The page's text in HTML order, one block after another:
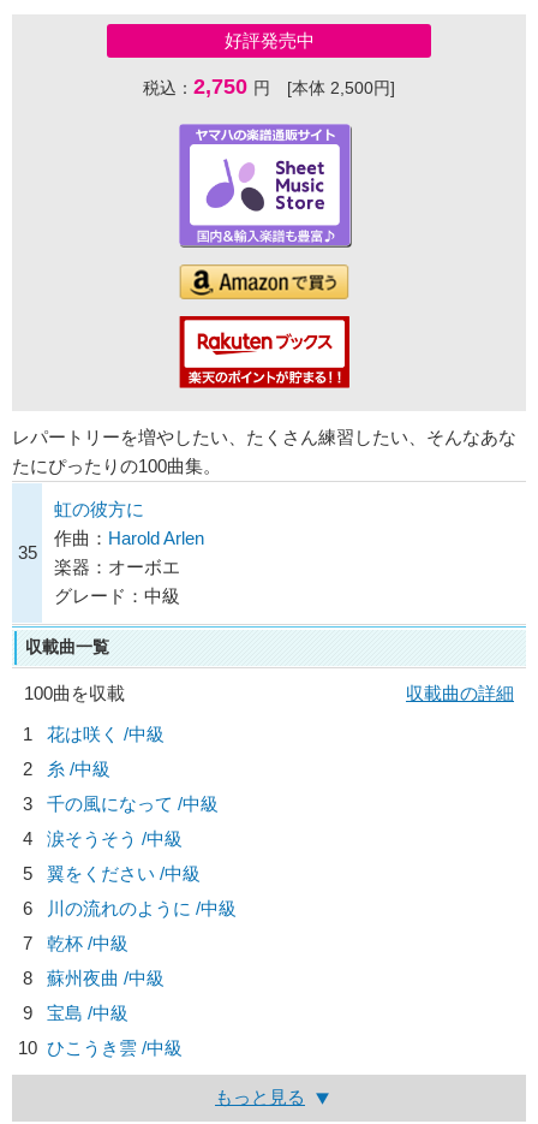
好評発売中
税込： 2,750 円 [本体 2,500円]
レパートリーを増やしたい、たくさん練習したい、そんなあな
たにぴったりの100曲集。
35
虹の彼方に
作曲： Harold Arlen
楽器：オーボエ
グレード：中級
収載曲一覧
100曲を収載
収載曲の詳細
1
花は咲く /中級
2
糸 /中級
3
千の風になって /中級
4
涙そうそう /中級
5
翼をください /中級
6
川の流れのように /中級
7
乾杯 /中級
8
蘇州夜曲 /中級
9
宝島 /中級
10 ひこうき雲 /中級
もっと見る